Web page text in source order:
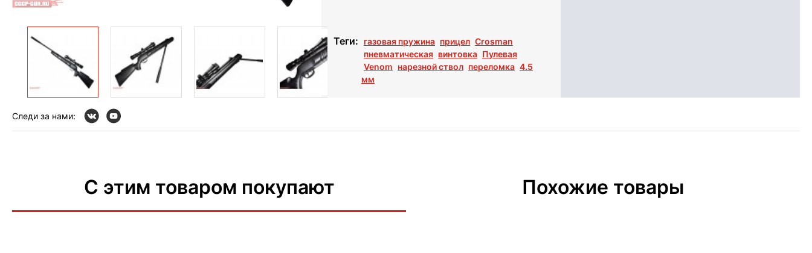
Теги: газовая пружина прицел Crosman
пневматическая винтовка Пулевая
Venom нарезной ствол переломка 4.5
мм
Следи за нами:
С этим товаром покупают Похожие товары